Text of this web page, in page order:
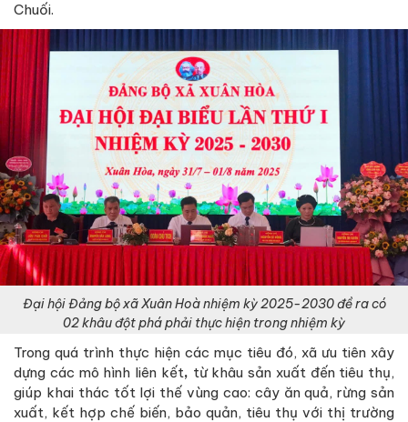
Chuối.
Đại hội Đảng bộ xã Xuân Hoà nhiệm kỳ 2025-2030 đề ra có
02 khâu đột phá phải thực hiện trong nhiệm kỳ
Trong quá trình thực hiện các mục tiêu đó, xã ưu tiên xây
dựng các mô hình liên kết, từ khâu sản xuất đến tiêu thụ,
giúp khai thác tốt lợi thế vùng cao: cây ăn quả, rừng sản
xuất, kết hợp chế biến, bảo quản, tiêu thụ với thị trường